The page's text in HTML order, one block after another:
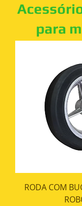
para
RODA COM